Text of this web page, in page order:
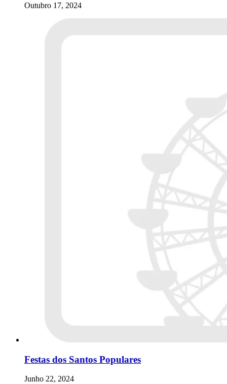
Outubro 17, 2024
Festas dos Santos Populares
Junho 22, 2024